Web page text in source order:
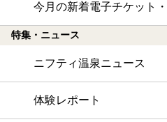
今月の新着電子チケット
特集・ニュース
ニフティ温泉ニュース
体験レポート